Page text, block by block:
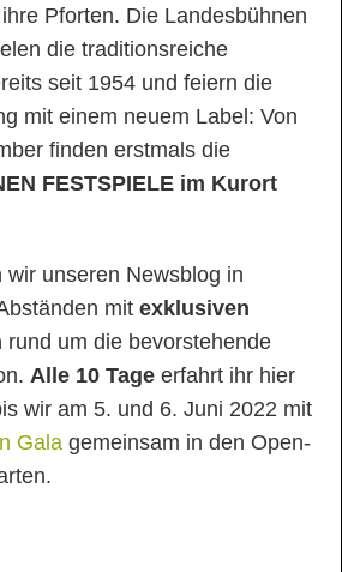
Pforten. Die Landesbühnen
die traditionsreiche
seit 1954 und feiern die
mit einem neuem Label: Von
finden erstmals die
FESTSPIELE im Kurort
wir unseren Newsblog in
mit exklusiven
rund um die bevorstehende
Alle 10 Tageerfahrt ihr hier
wir am 5. und 6. Juni 2022 mit
Galagemeinsam in den Open-